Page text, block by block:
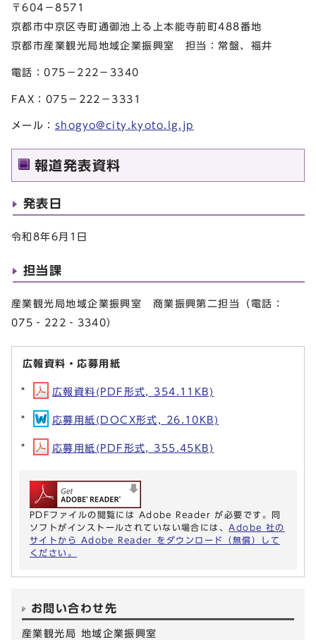
〒604－8571
京都市中京区寺町通御池上る上本能寺前町488番地
京都市産業観光局地域企業振興室 担当：常盤、福井
電話：075－222－3340
FAX：075－222－3331
メール： shogyo@city.kyoto.lg.jp
報道発表資料
発表日
令和8年6月1日
担当課
産業観光局地域企業振興室 商業振興第二担当（電話：
075‐222‐3340）
広報資料・応募用紙
広報資料(PDF形式, 354.11KB)
応募用紙(DOCX形式, 26.10KB)
応募用紙(PDF形式, 355.45KB)
PDFファイルの閲覧には Adobe Reader が必要です。同
ソフトがインストールされていない場合には、 Adobe 社の
サイトから Adobe Reader をダウンロード（無償）して
ください。
お問い合わせ先
産業観光局 地域企業振興室